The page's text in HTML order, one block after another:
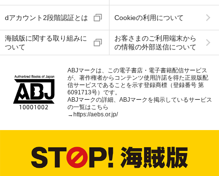
dアカウント2段階認証とは Cookieの利用について
海賊版に関する取り組みに
ついて
お客さまのご利用端末から
の情報の外部送信について
ABJマークは、この電子書店・電子書籍配信サービス
が、著作権者からコンテンツ使用許諾を得た正規版配
信サービスであることを示す登録商標（登録番号 第
6091713号）です。
ABJマークの詳細、ABJマークを掲示しているサービス
の一覧はこちら
→https://aebs.or.jp/